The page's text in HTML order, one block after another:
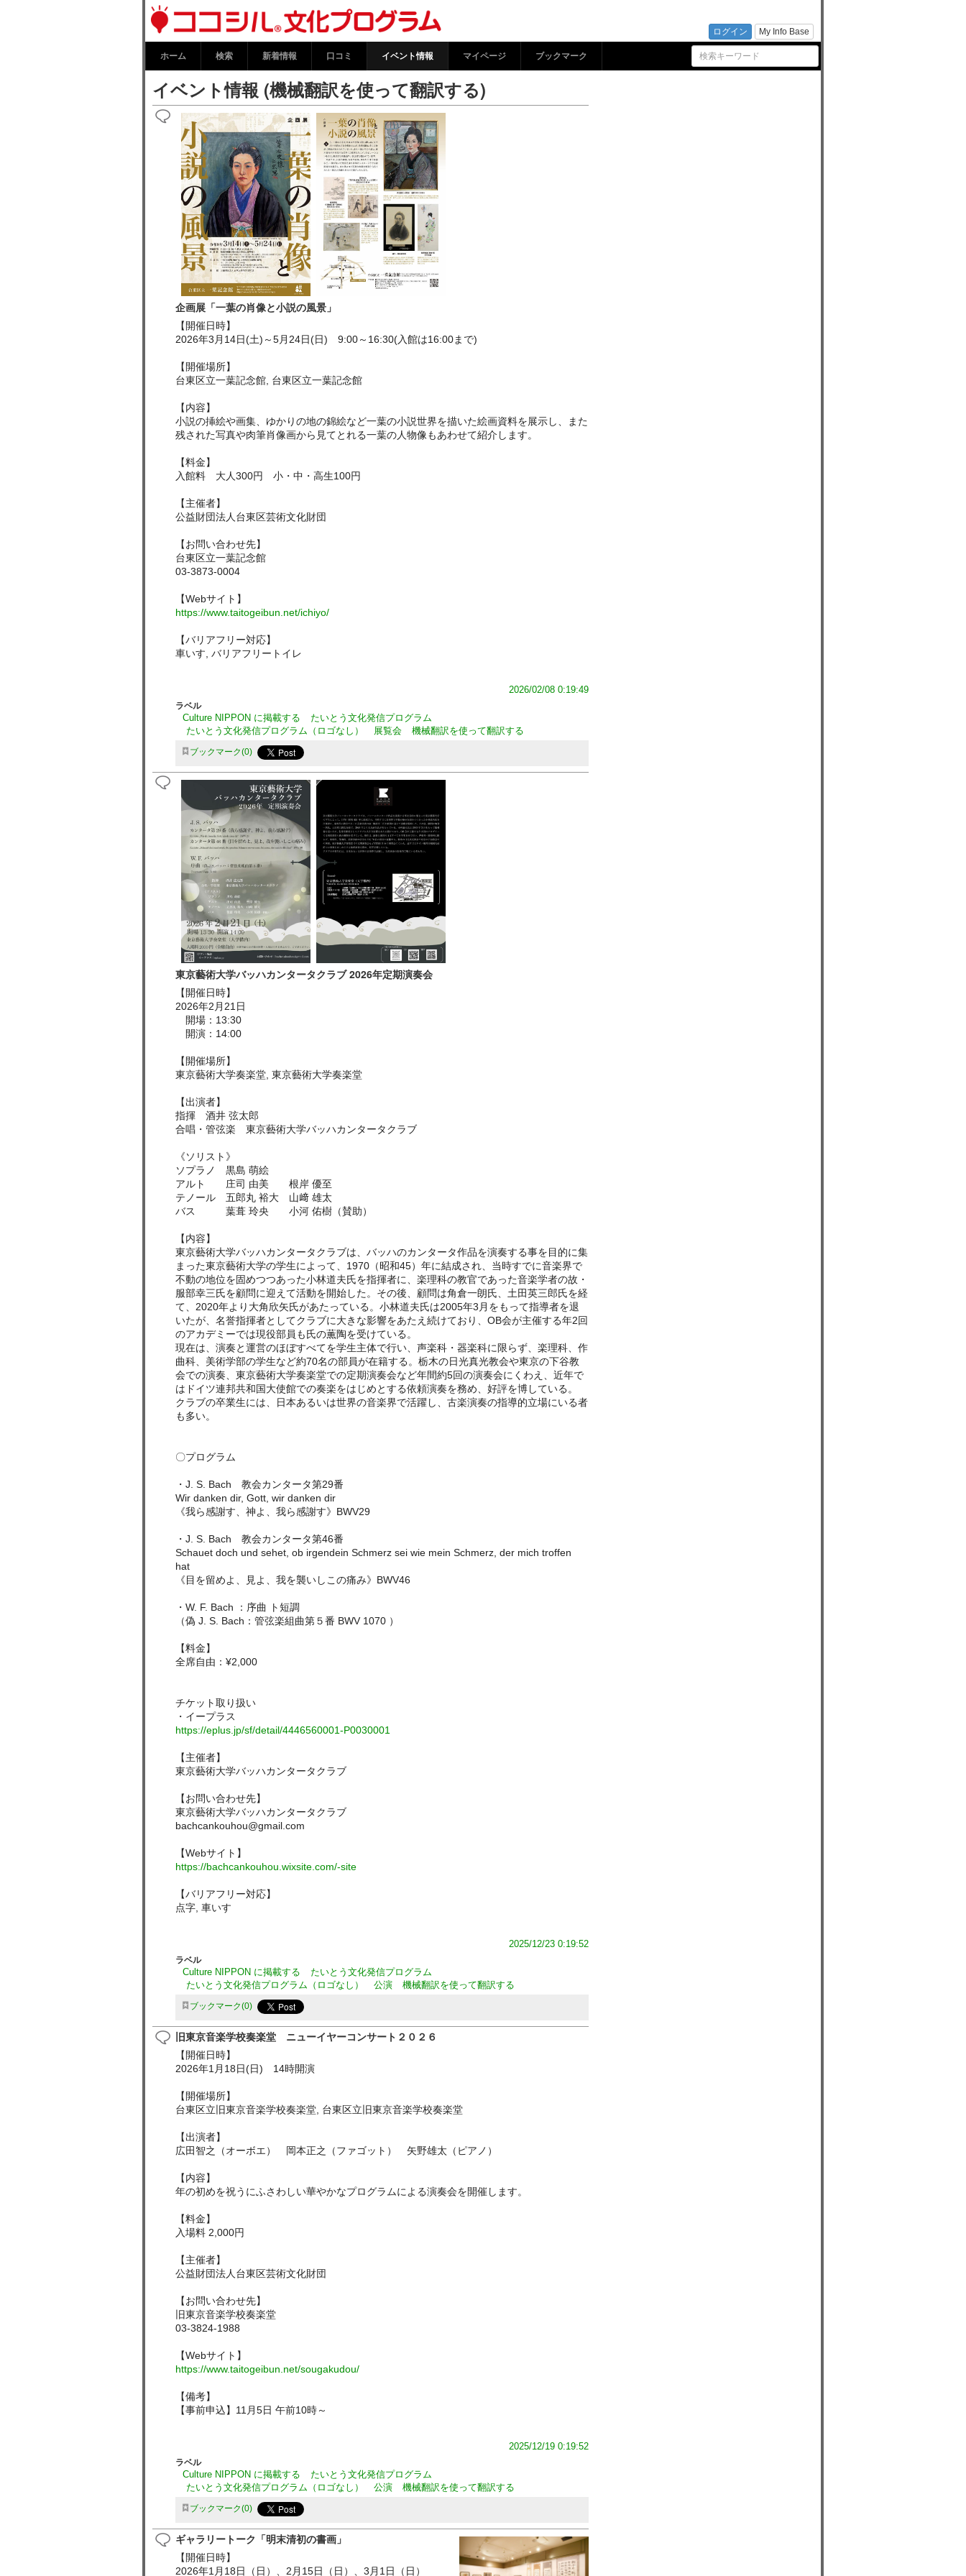
ログイン My Info Base
イベント情報 (機械翻訳を使って翻訳する) | 文
化情報プラットフォーム
ホーム 検索 新着情報 口コミ イベント情報 マイページ ブックマーク
イベント情報 (機械翻訳を使って翻訳する)
企画展「一葉の肖像と小説の風景」
【開催日時】
2026年3月14日(土)～5月24日(日) 9:00～16:30(入館は16:00まで)
【開催場所】
台東区立一葉記念館, 台東区立一葉記念館
【内容】
小説の挿絵や画集、ゆかりの地の錦絵など一葉の小説世界を描いた絵画資料を展示し、また
残された写真や肉筆肖像画から見てとれる一葉の人物像もあわせて紹介します。
【料金】
入館料 大人300円 小・中・高生100円
【主催者】
公益財団法人台東区芸術文化財団
【お問い合わせ先】
台東区立一葉記念館
03-3873-0004
【Webサイト】
https://www.taitogeibun.net/ichiyo/
【バリアフリー対応】
車いす, バリアフリートイレ
2026/02/08 0:19:49
ラベル
Culture NIPPON に掲載する
たいとう文化発信プログラム
たいとう文化発信プログラム（ロゴなし）
展覧会 機械翻訳を使って翻訳する
ブックマーク 0
東京藝術大学バッハカンタータクラブ 2026年定期演奏会
【開催日時】
2026年2月21日
開場：13:30
開演：14:00
【開催場所】
東京藝術大学奏楽堂, 東京藝術大学奏楽堂
【出演者】
指揮 酒井 弦太郎
合唱・管弦楽 東京藝術大学バッハカンタータクラブ
《ソリスト》
ソプラノ 黒島 萌絵
アルト 庄司 由美 根岸 優至
テノール 五郎丸 裕大 山﨑 雄太
バス 葉葺 玲央 小河 佑樹（賛助）
【内容】
東京藝術大学バッハカンタータクラブは、バッハのカンタータ作品を演奏する事を目的に集
まった東京藝術大学の学生によって、1970（昭和45）年に結成され、当時すでに音楽界で
不動の地位を固めつつあった小林道夫氏を指揮者に、楽理科の教官であった音楽学者の故・
服部幸三氏を顧問に迎えて活動を開始した。その後、顧問は角倉一朗氏、土田英三郎氏を経
て、2020年より大角欣矢氏があたっている。小林道夫氏は2005年3月をもって指導者を退
いたが、名誉指揮者としてクラブに大きな影響をあたえ続けており、OB会が主催する年2回
のアカデミーでは現役部員も氏の薫陶を受けている。
現在は、演奏と運営のほぼすべてを学生主体で行い、声楽科・器楽科に限らず、楽理科、作
曲科、美術学部の学生など約70名の部員が在籍する。栃木の日光真光教会や東京の下谷教
会での演奏、東京藝術大学奏楽堂での定期演奏会など年間約5回の演奏会にくわえ、近年で
はドイツ連邦共和国大使館での奏楽をはじめとする依頼演奏を務め、好評を博している。
クラブの卒業生には、日本あるいは世界の音楽界で活躍し、古楽演奏の指導的立場にいる者
も多い。
〇プログラム
・J. S. Bach 教会カンタータ第29番
Wir danken dir, Gott, wir danken dir
《我ら感謝す、神よ、我ら感謝す》BWV29
・J. S. Bach 教会カンタータ第46番
Schauet doch und sehet, ob irgendein Schmerz sei wie mein Schmerz, der mich troffen
hat
《目を留めよ、見よ、我を襲いしこの痛み》BWV46
・W. F. Bach ：序曲 ト短調
（偽 J. S. Bach：管弦楽組曲第５番 BWV 1070 ）
【料金】
全席自由：¥2,000
チケット取り扱い
・イープラス
https://eplus.jp/sf/detail/4446560001-P0030001
【主催者】
東京藝術大学バッハカンタータクラブ
【お問い合わせ先】
東京藝術大学バッハカンタータクラブ
bachcankouhou@gmail.com
【Webサイト】
https://bachcankouhou.wixsite.com/-site
【バリアフリー対応】
点字, 車いす
2025/12/23 0:19:52
ラベル
Culture NIPPON に掲載する
たいとう文化発信プログラム
たいとう文化発信プログラム（ロゴなし）
公演 機械翻訳を使って翻訳する
ブックマーク 0
旧東京音楽学校奏楽堂 ニューイヤーコンサート２０２６
【開催日時】
2026年1月18日(日) 14時開演
【開催場所】
台東区立旧東京音楽学校奏楽堂, 台東区立旧東京音楽学校奏楽堂
【出演者】
広田智之（オーボエ） 岡本正之（ファゴット） 矢野雄太（ピアノ）
【内容】
年の初めを祝うにふさわしい華やかなプログラムによる演奏会を開催します。
【料金】
入場料 2,000円
【主催者】
公益財団法人台東区芸術文化財団
【お問い合わせ先】
旧東京音楽学校奏楽堂
03-3824-1988
【Webサイト】
https://www.taitogeibun.net/sougakudou/
【備考】
【事前申込】11月5日 午前10時～
2025/12/19 0:19:52
ラベル
Culture NIPPON に掲載する
たいとう文化発信プログラム
たいとう文化発信プログラム（ロゴなし）
公演 機械翻訳を使って翻訳する
ブックマーク 0
ギャラリートーク「明末清初の書画」
【開催日時】
2026年1月18日（日）、2月15日（日）、3月1日（日）